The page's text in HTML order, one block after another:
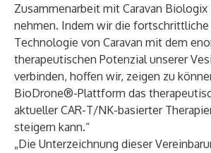
Zusammenarbeit mit Caravan Biologix
nehmen. Indem wir die fortschrittliche
Technologie von Caravan mit dem
therapeutischen Potenzial unserer
verbinden, hoffen wir, zeigen zu
BioDrone®-Plattform das
aktueller CAR-T/NK-basierter
steigern kann.“
„Die Unterzeichnung dieser